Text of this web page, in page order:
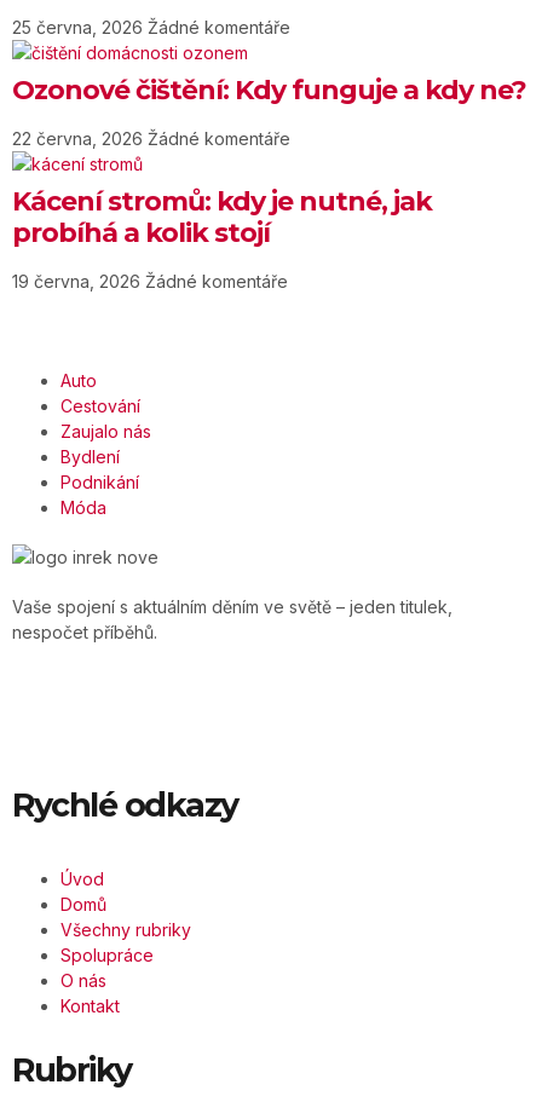
25 června, 2026 Žádné komentáře
Ozonové čištění: Kdy funguje a kdy ne?
22 června, 2026 Žádné komentáře
Kácení stromů: kdy je nutné, jak
probíhá a kolik stojí
19 června, 2026 Žádné komentáře
Auto
Cestování
Zaujalo nás
Bydlení
Podnikání
Móda
Vaše spojení s aktuálním děním ve světě – jeden titulek,
nespočet příběhů.
Rychlé odkazy
Úvod
Domů
Všechny rubriky
Spolupráce
O nás
Kontakt
Rubriky